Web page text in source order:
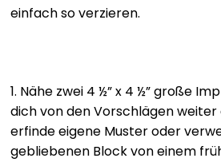
einfach so verzieren.
1. Nähe zwei 4 ½” x 4 ½” große
dich von den Vorschlägen
erfinde eigene Muster oder
gebliebenen Block von einem